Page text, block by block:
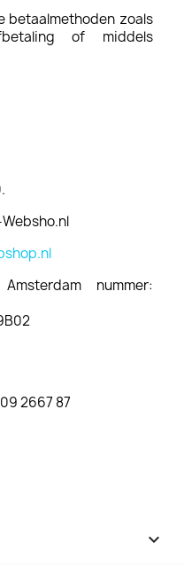
betaalmethoden zoals
of middels
nummer:
2667 87
